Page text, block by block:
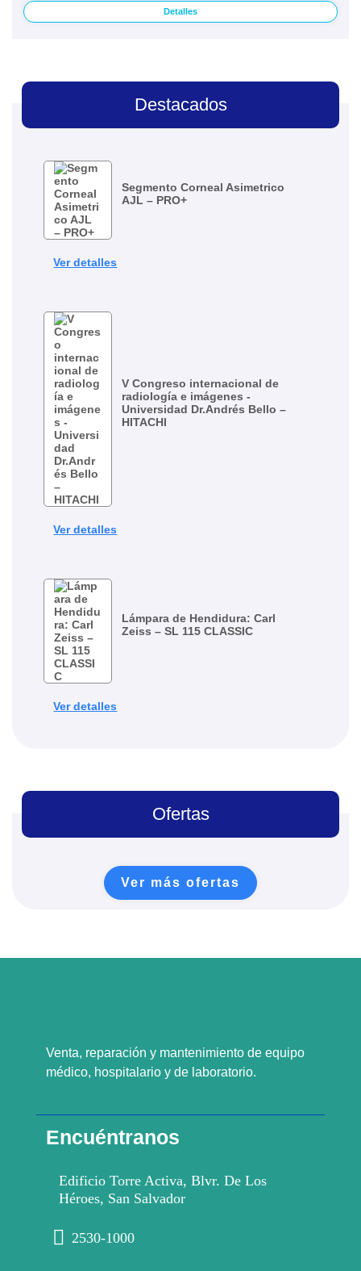
Detalles
Destacados
Segmento Corneal Asimetrico
AJL – PRO+
Ver detalles
V Congreso internacional de
radiología e imágenes -
Universidad Dr.Andrés Bello –
HITACHI
Ver detalles
Lámpara de Hendidura: Carl
Zeiss – SL 115 CLASSIC
Ver detalles
Ofertas
Ver más ofertas
Venta, reparación y mantenimiento de equipo
médico, hospitalario y de laboratorio.
Encuéntranos
Edificio Torre Activa, Blvr. De Los
Héroes, San Salvador
2530-1000